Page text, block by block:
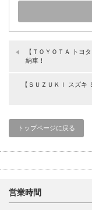
【ＴＯＹＯＴＡ トヨ
納車！
【ＳＵＺＵＫＩ スズキ
トップページに戻る
営業時間